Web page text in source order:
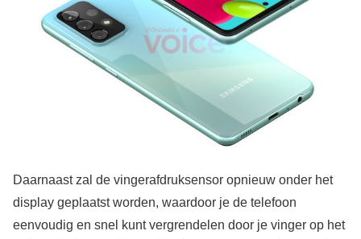
Daarnaast zal de vingerafdruksensor opnieuw onder het
display geplaatst worden, waardoor je de telefoon
eenvoudig en snel kunt vergrendelen door je vinger op het